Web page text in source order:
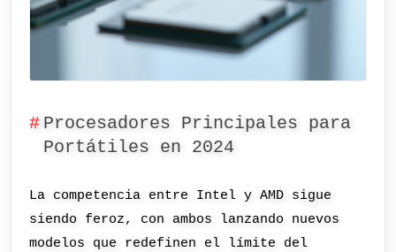
Procesadores Principales para
Portátiles en 2024
La competencia entre Intel y AMD sigue
siendo feroz, con ambos lanzando nuevos
modelos que redefinen el límite del